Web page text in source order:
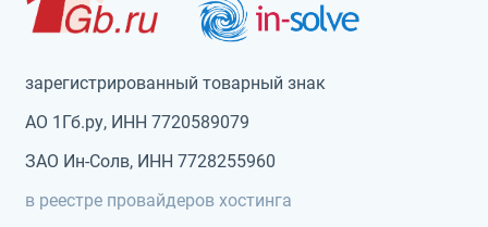
зарегистрированный товарный знак
АО 1Гб.ру, ИНН 7720589079
ЗАО Ин-Солв, ИНН 7728255960
в реестре провайдеров хостинга